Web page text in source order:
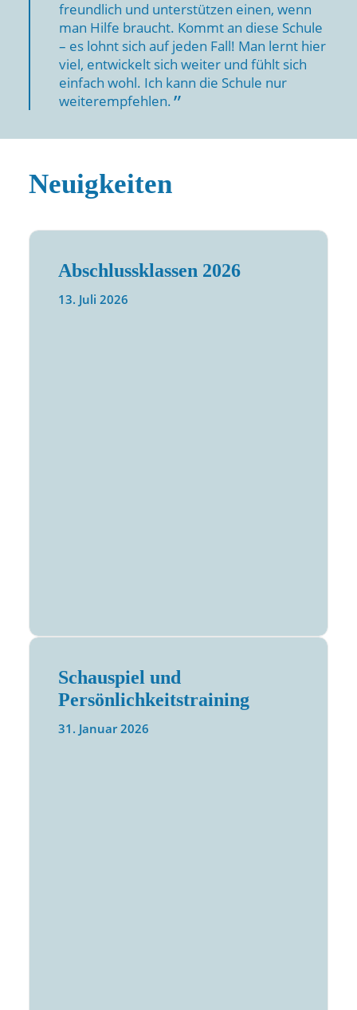
freundlich und unterstützen einen, wenn
man Hilfe braucht. Kommt an diese Schule
– es lohnt sich auf jeden Fall! Man lernt hier
viel, entwickelt sich weiter und fühlt sich
einfach wohl. Ich kann die Schule nur
weiterempfehlen.
Neuigkeiten
Abschlussklassen 2026
13. Juli 2026
Schauspiel und
Persönlichkeitstraining
31. Januar 2026